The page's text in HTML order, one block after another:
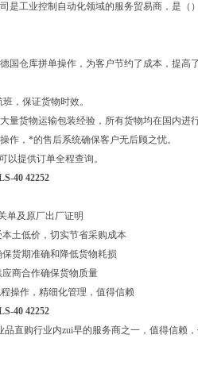
是工业控制自动化领域的服务贸易商，是（
国仓库拼单操作，为客户节约了成本，提
，保证货物时效。
量货物运输包装经验，所有货物均在国内进
作，*的售后系统确保客户无后顾之忧。
以提供订单全程查询。
40 42252
单及原厂出厂证明
土低价，切实节省采购成本
货期准确和降低货物耗损
商合作确保货物质量
操作，精细化管理，值得信赖
40 42252
直购行业内zui早的服务商之一，值得信赖，